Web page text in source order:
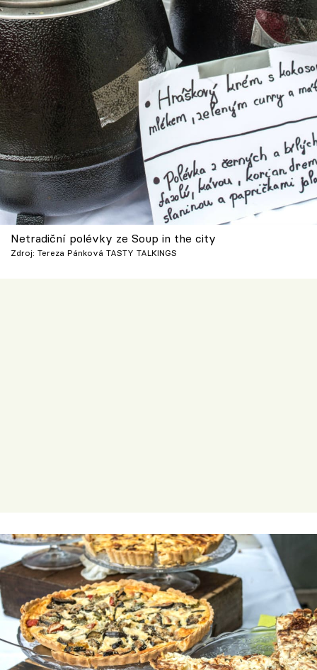
Netradiční polévky ze Soup in the city
Zdroj: Tereza Pánková TASTY TALKINGS